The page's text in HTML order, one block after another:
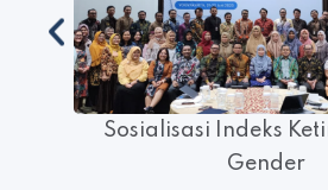
Sosialisasi Indeks
Gender